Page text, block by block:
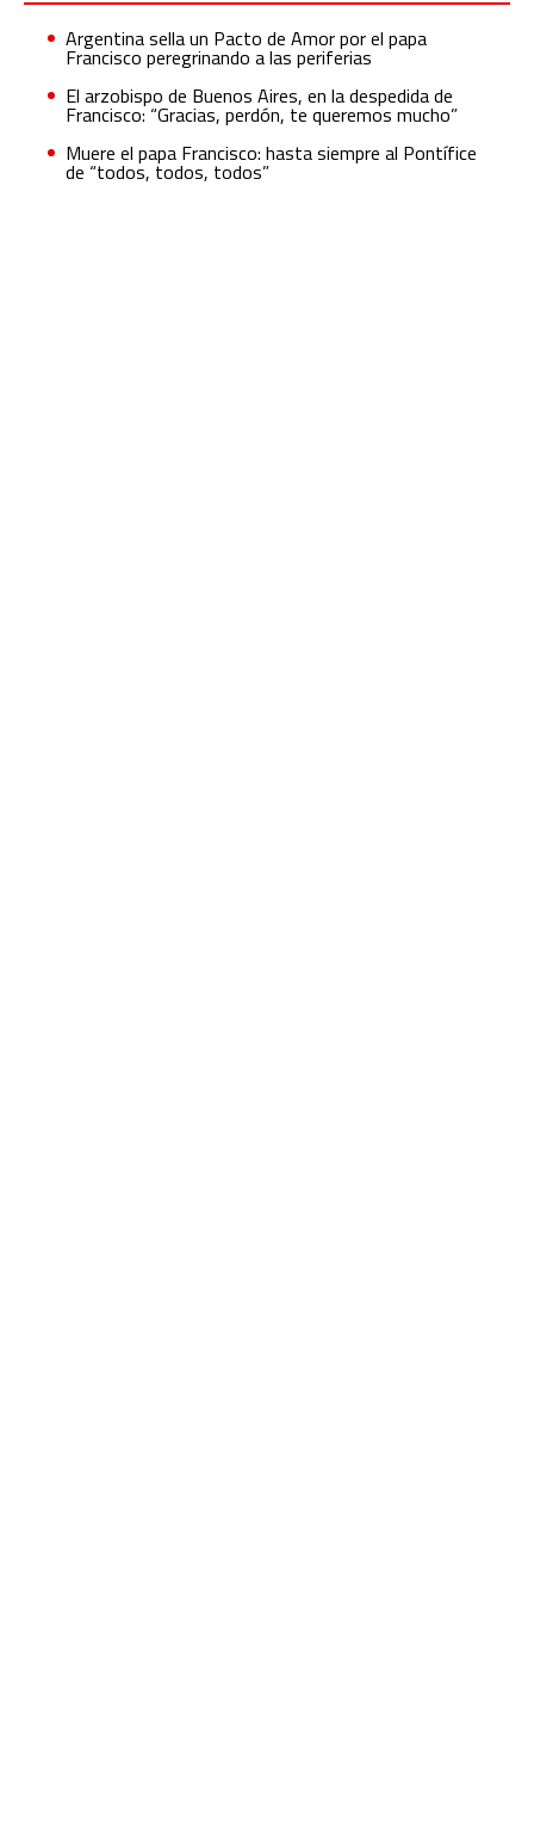
Argentina sella un Pacto de Amor por el papa
Francisco peregrinando a las periferias
El arzobispo de Buenos Aires, en la despedida de
Francisco: “Gracias, perdón, te queremos mucho”
Muere el papa Francisco: hasta siempre al Pontífice
de “todos, todos, todos”